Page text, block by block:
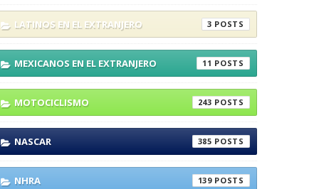
LATINOS EN EL EXTRANJERO 3
MEXICANOS EN EL EXTRANJERO 11
MOTOCICLISMO 243
NASCAR 385
NHRA 139